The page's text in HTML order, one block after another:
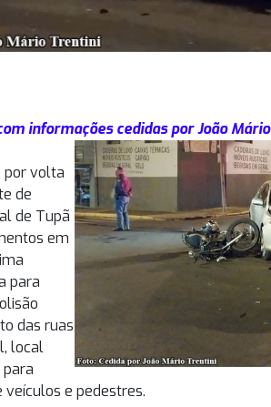
informações cedidas por João
por volta
de
de Tupã
em
para
das ruas
local
e pedestres.